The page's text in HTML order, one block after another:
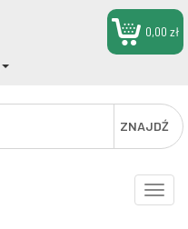
ZNAJDŹ
0,00 zł
Toggle